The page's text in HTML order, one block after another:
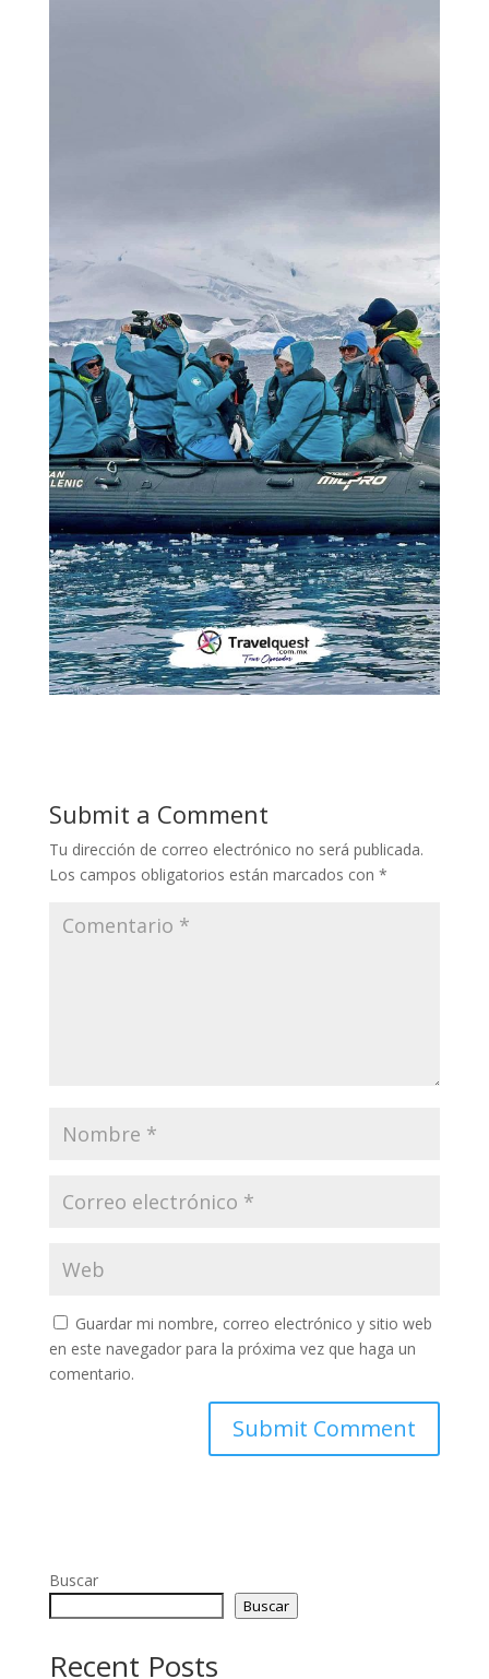
Submit a Comment
Tu dirección de correo electrónico no será publicada.
Los campos obligatorios están marcados con *
Guardar mi nombre, correo electrónico y sitio web
en este navegador para la próxima vez que haga un
comentario.
Buscar
Buscar
Recent Posts